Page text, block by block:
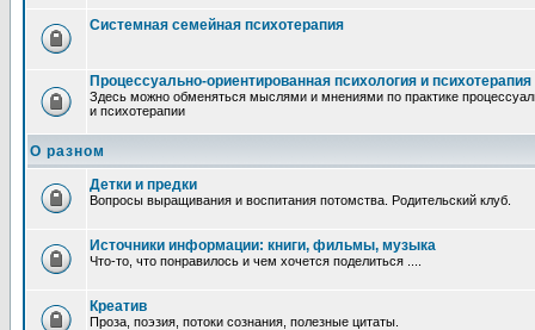
Системная семейная психотерапия
Процессуально-ориентированная психология и психотерапия
Здесь можно обменяться мыслями и мнениями по практике
и психотерапии
О разном
Детки и предки
Вопросы выращивания и воспитания потомства. Родительский клуб.
Источники информации: книги, фильмы, музыка
Что-то, что понравилось и чем хочется поделиться ....
Креатив
Проза, поэзия, потоки сознания, полезные цитаты.